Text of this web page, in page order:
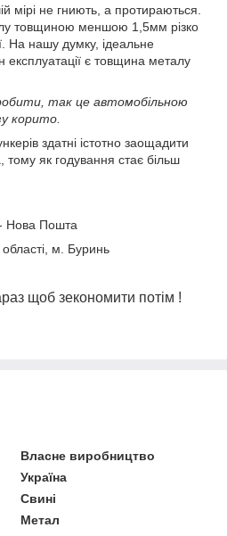
мірі не гниють, а протираються.
товщиною меншою 1,5мм різко
На нашу думку, ідеальне
експлуатації є товщина металу
так це автомобільною
корито.
здатні істотно заощадити
як годування стає більш
- Нова Пошта
м. Буринь
щоб зекономити потім !
Власне виробництво
Україна
Свині
Метал